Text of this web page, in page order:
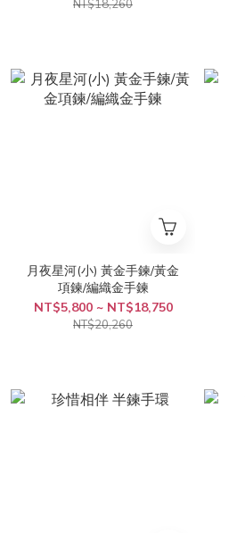
NT$18,260
月夜星河(小) 黃金手鍊/黃金
項鍊/編織金手鍊
NT$5,800 ~ NT$18,750
NT$20,260